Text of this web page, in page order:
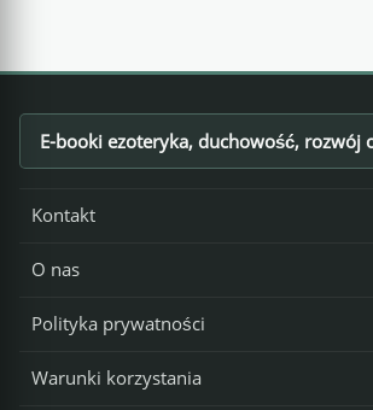
Footer
E-booki ezoteryka, duchowość, rozwój
Kontakt
O nas
Polityka prywatności
Warunki korzystania